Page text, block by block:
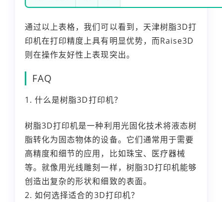
通过以上表格，我们可以看到，天津树脂3D打
印机在打印精度上具有明显优势，而Raise3D
则在操作友好性上表现突出。
FAQ
1. 什么是树脂3D打印机？
树脂3D打印机是一种利用光固化技术将液态树
脂转化为固态物体的设备。它们通常用于需要
高精度和细节的应用，比如珠宝、医疗器械
等。就像用光线雕刻一样，树脂3D打印机能够
创造出复杂的形状和细致的表面。
2. 如何选择适合的3D打印机？